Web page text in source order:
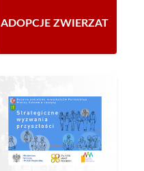
ADOPCJE ZWIERZAT